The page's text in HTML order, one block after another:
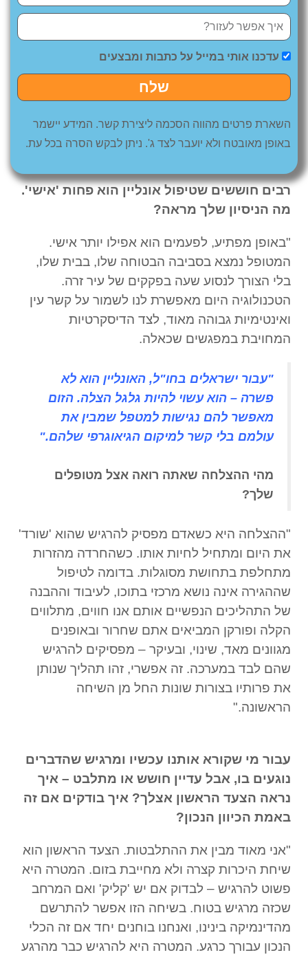
עדכנו אותי במייל על כתבות ומבצעים
שלח
השארת פרטים מהווה הסכמה ליצירת קשר. המידע יישמר
באופן מאובטח ולא יועבר לצד ג'. ניתן לבקש הסרה בכל עת.
רבים חוששים שטיפול אונליין הוא פחות 'אישי'.
מה הניסיון שלך מראה?
"באופן מפתיע, לפעמים הוא אפילו יותר אישי.
המטופל נמצא בסביבה הבטוחה שלו, בבית שלו,
בלי הצורך לנסוע שעה בפקקים של עיר זרה.
הטכנולוגיה היום מאפשרת לנו לשמור על קשר עין
ואינטימיות גבוהה מאוד, לצד הדיסקרטיות
המחויבת במפגשים שכאלה.
"עבור ישראלים בחו"ל, האונליין הוא לא
פשרה – הוא עשוי להיות גלגל הצלה. הזום
מאפשר להם נגישות למטפל שמבין את
עולמם בלי קשר למיקום הגיאוגרפי שלהם."
מהי ההצלחה שאתה רואה אצל מטופלים
שלך?
"ההצלחה היא כשאדם מפסיק להרגיש שהוא 'שורד'
את היום ומתחיל לחיות אותו. כשהחרדה מהזרות
מתחלפת בתחושת מסוגלות. בדומה לטיפול
שההגירה אינה נושא מרכזי בתוכו, לעיבוד וההבנה
של התהליכים הנפשיים אותם אנו חווים, מתלווים
הקלה ופורקן המביאים אתם שחרור ובאופנים
מגוונים מאד, שינוי, ובעיקר – מפסיקים להרגיש
שהם לבד במערכה. זה אפשרי, זהו תהליך שנותן
את פרותיו בצורות שונות החל מן השיחה
הראשונה."
עבור מי שקורא אותנו עכשיו ומרגיש שהדברים
נוגעים בו, אבל עדיין חושש או מתלבט – איך
נראה הצעד הראשון אצלך? איך בודקים אם זה
באמת הכיוון הנכון?
"אני מאוד מבין את ההתלבטות. הצעד הראשון הוא
שיחת היכרות קצרה ולא מחייבת בזום. המטרה היא
פשוט להרגיש – לבדוק אם יש 'קליק' ואם המרחב
שכזה מרגיש בטוח. בשיחה הזו אפשר להתרשם
מהדינמיקה בינינו, ואנחנו בוחנים יחד אם זה הכלי
הנכון עבורך כרגע. המטרה היא להרגיש כבר מהרגע